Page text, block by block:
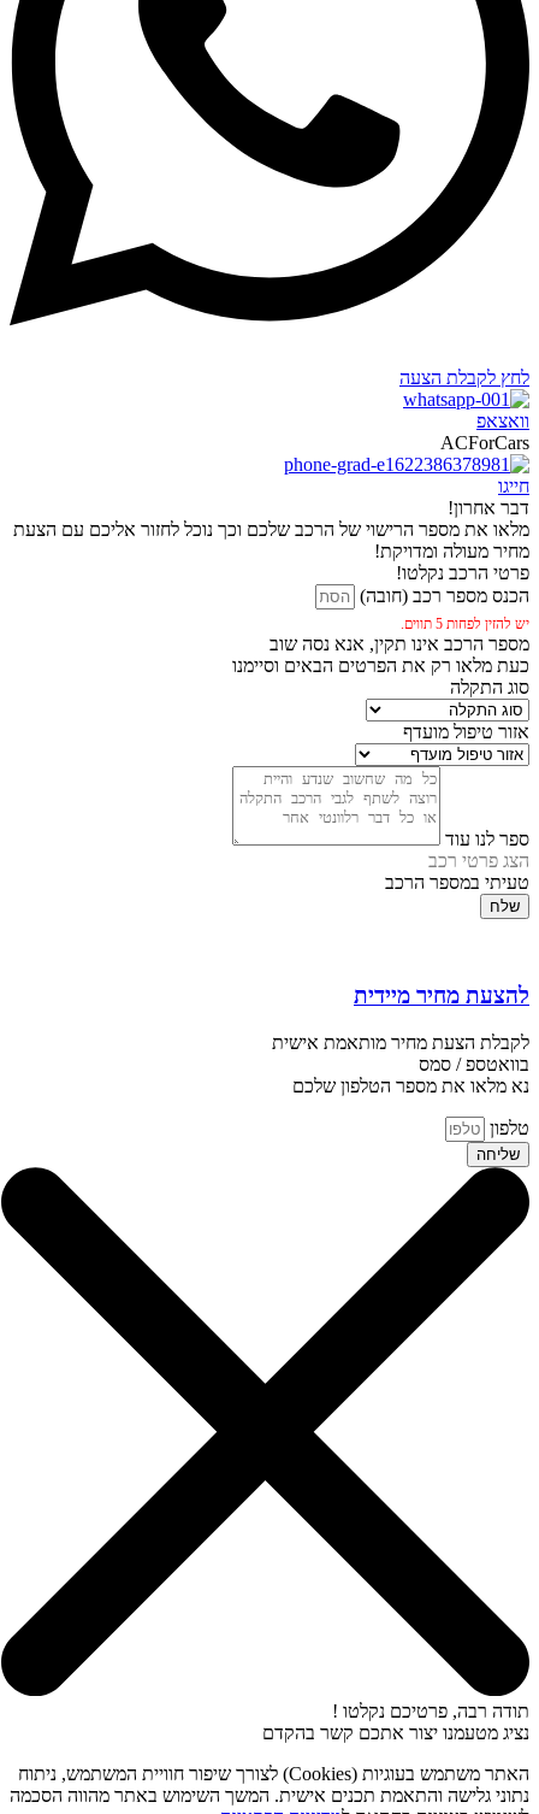
לחץ לקבלת הצעה
וואצאפ
ACForCars
חייגו
דבר אחרון!
מלאו את מספר הרישוי של הרכב שלכם וכך נוכל לחזור אליכם עם הצעת
מחיר מעולה ומדויקת!
פרטי הרכב נקלטו!
הכנס מספר רכב (חובה)
יש להזין לפחות 5 תווים.
מספר הרכב אינו תקין, אנא נסה שוב
כעת מלאו רק את הפרטים הבאים וסיימנו
סוג התקלה
אזור טיפול מועדף
ספר לנו עוד
הצג פרטי רכב
טעיתי במספר הרכב
שלח
להצעת מחיר מיידית
לקבלת הצעת מחיר מותאמת אישית
בוואטספ / סמס
נא מלאו את מספר הטלפון שלכם
טלפון
שליחה
תודה רבה, פרטיכם נקלטו !
נציג מטעמנו יצור אתכם קשר בהקדם
האתר משתמש בעוגיות (Cookies) לצורך שיפור חוויית המשתמש, ניתוח
נתוני גלישה והתאמת תכנים אישית. המשך השימוש באתר מהווה הסכמה